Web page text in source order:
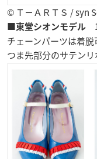
© Ｔ−ＡＲＴＳ / syn
■東堂シオンモデル
チェーンパーツは着脱
つま先部分のサテンリ